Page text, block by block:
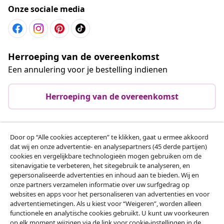
Onze sociale media
Herroeping van de overeenkomst
Een annulering voor je bestelling indienen
Herroeping van de overeenkomst
Klantenservice
Zakelijk
vidaXL
Door op “Alle cookies accepteren” te klikken, gaat u ermee akkoord
dat wij en onze advertentie- en analysepartners (45 derde partijen)
cookies en vergelijkbare technologieën mogen gebruiken om de
sitenavigatie te verbeteren, het sitegebruik te analyseren, en
gepersonaliseerde advertenties en inhoud aan te bieden. Wij en
onze partners verzamelen informatie over uw surfgedrag op
websites en apps voor het personaliseren van advertenties en voor
advertentiemetingen. Als u kiest voor “Weigeren”, worden alleen
functionele en analytische cookies gebruikt. U kunt uw voorkeuren